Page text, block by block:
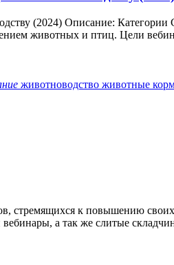
(2024) Описание: Категории
животных и птиц. Цели
животноводство животные
стремящихся к повышению
а так же слитые